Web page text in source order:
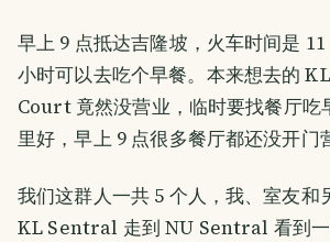
早上 9 点抵达吉隆坡，火车时间是
小时可以去吃个早餐。本来想去的
Court 竟然没营业，临时要找餐厅吃
里好，早上 9 点很多餐厅都还没开门
我们这群人一共 5 个人，我、室友和
KL Sentral 走到 NU Sentral 看到